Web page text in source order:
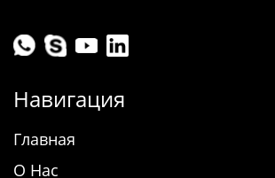
Навигация
Главная
О Нас